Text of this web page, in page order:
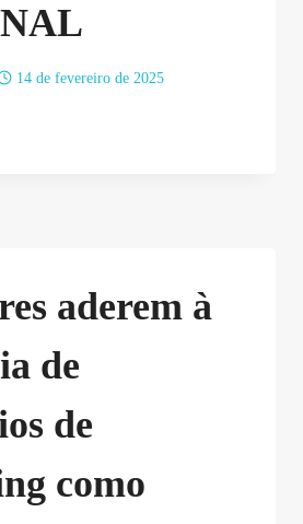
14 de fevereiro de 2025
aderem à
de
de
como